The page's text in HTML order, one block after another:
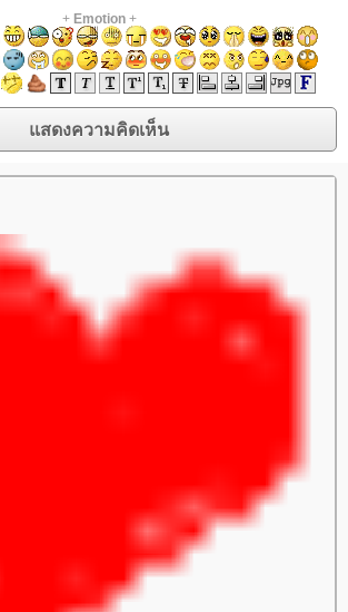
+ Emotion+